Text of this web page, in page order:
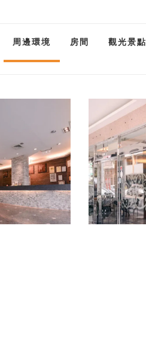
周邊環境 房間 觀光景點